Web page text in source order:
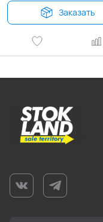
Заказать